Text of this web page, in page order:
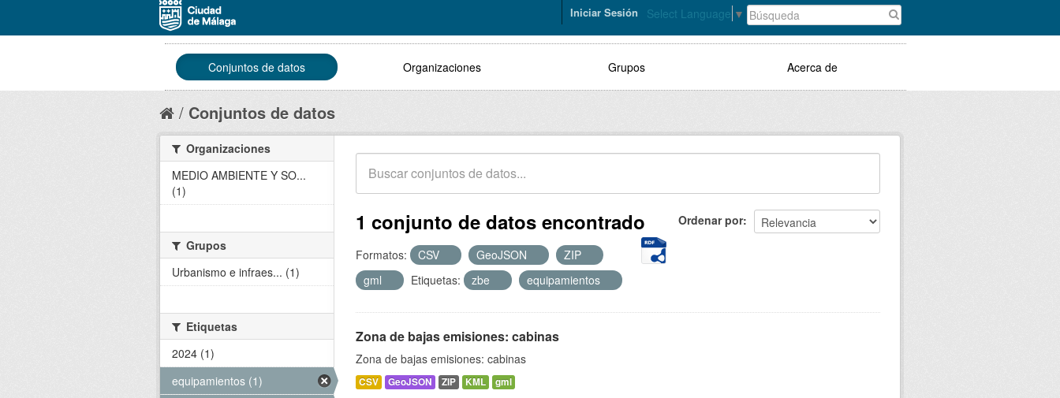
Select Language ▼
Iniciar Sesión
Conjuntos de datos Organizaciones Grupos Acerca de
Conjuntos de datos
Ordenar por
1 conjunto de datos encontrado
Formatos: CSV GeoJSON
ZIP
gml
Etiquetas: zbe equipamientos
Zona de bajas emisiones: cabinas
Zona de bajas emisiones: cabinas
CSV GeoJSON ZIP KML gml
Organizaciones
MEDIO AMBIENTE Y SO...
(1)
Grupos
Urbanismo e infraes... (1)
Etiquetas
2024 (1)
equipamientos (1)